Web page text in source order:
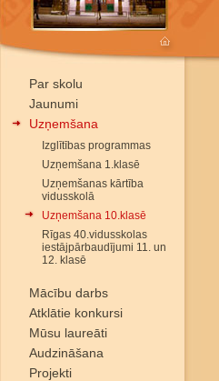
Par skolu
Jaunumi
Uzņemšana
Izglītības programmas
Uzņemšana 1.klasē
Uzņemšanas kārtība
vidusskolā
Uzņemšana 10.klasē
Rīgas 40.vidusskolas
iestājpārbaudījumi 11. un
12. klasē
Mācību darbs
Atklātie konkursi
Mūsu laureāti
Audzināšana
Projekti